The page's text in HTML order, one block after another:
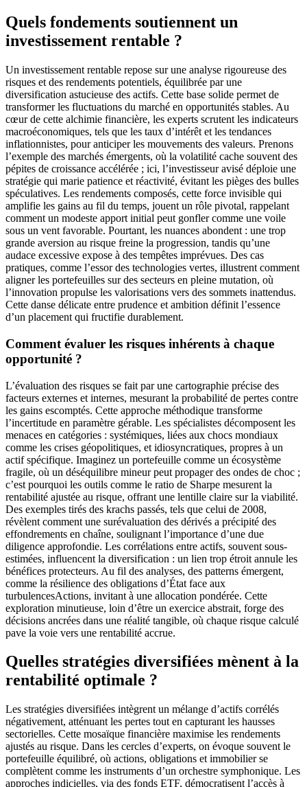
Quels fondements soutiennent un
investissement rentable ?
Un investissement rentable repose sur une analyse rigoureuse des
risques et des rendements potentiels, équilibrée par une
diversification astucieuse des actifs. Cette base solide permet de
transformer les fluctuations du marché en opportunités stables. Au
cœur de cette alchimie financière, les experts scrutent les indicateurs
macroéconomiques, tels que les taux d’intérêt et les tendances
inflationnistes, pour anticiper les mouvements des valeurs. Prenons
l’exemple des marchés émergents, où la volatilité cache souvent des
pépites de croissance accélérée ; ici, l’investisseur avisé déploie une
stratégie qui marie patience et réactivité, évitant les pièges des bulles
spéculatives. Les rendements composés, cette force invisible qui
amplifie les gains au fil du temps, jouent un rôle pivotal, rappelant
comment un modeste apport initial peut gonfler comme une voile
sous un vent favorable. Pourtant, les nuances abondent : une trop
grande aversion au risque freine la progression, tandis qu’une
audace excessive expose à des tempêtes imprévues. Des cas
pratiques, comme l’essor des technologies vertes, illustrent comment
aligner les portefeuilles sur des secteurs en pleine mutation, où
l’innovation propulse les valorisations vers des sommets inattendus.
Cette danse délicate entre prudence et ambition définit l’essence
d’un placement qui fructifie durablement.
Comment évaluer les risques inhérents à chaque
opportunité ?
L’évaluation des risques se fait par une cartographie précise des
facteurs externes et internes, mesurant la probabilité de pertes contre
les gains escomptés. Cette approche méthodique transforme
l’incertitude en paramètre gérable. Les spécialistes décomposent les
menaces en catégories : systémiques, liées aux chocs mondiaux
comme les crises géopolitiques, et idiosyncratiques, propres à un
actif spécifique. Imaginez un portefeuille comme un écosystème
fragile, où un déséquilibre mineur peut propager des ondes de choc ;
c’est pourquoi les outils comme le ratio de Sharpe mesurent la
rentabilité ajustée au risque, offrant une lentille claire sur la viabilité.
Des exemples tirés des krachs passés, tels que celui de 2008,
révèlent comment une surévaluation des dérivés a précipité des
effondrements en chaîne, soulignant l’importance d’une due
diligence approfondie. Les corrélations entre actifs, souvent sous-
estimées, influencent la diversification : un lien trop étroit annule les
bénéfices protecteurs. Au fil des analyses, des patterns émergent,
comme la résilience des obligations d’État face aux
turbulencesActions, invitant à une allocation pondérée. Cette
exploration minutieuse, loin d’être un exercice abstrait, forge des
décisions ancrées dans une réalité tangible, où chaque risque calculé
pave la voie vers une rentabilité accrue.
Quelles stratégies diversifiées mènent à la
rentabilité optimale ?
Les stratégies diversifiées intègrent un mélange d’actifs corrélés
négativement, atténuant les pertes tout en capturant les hausses
sectorielles. Cette mosaïque financière maximise les rendements
ajustés au risque. Dans les cercles d’experts, on évoque souvent le
portefeuille équilibré, où actions, obligations et immobilier se
complètent comme les instruments d’un orchestre symphonique. Les
approches indicielles, via des fonds ETF, démocratisent l’accès à